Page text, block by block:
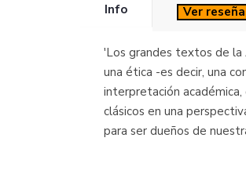
Info Ver
'Los grandes textos de la
una ética -es decir, una
interpretación
clásicos en una
para ser dueños de